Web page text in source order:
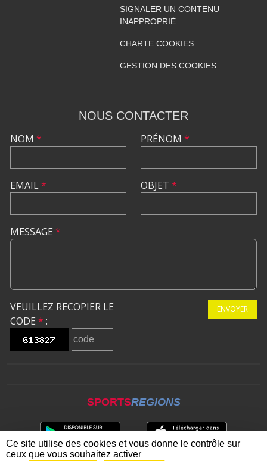
SIGNALER UN CONTENU
INAPPROPRIÉ
CHARTE COOKIES
GESTION DES COOKIES
NOUS CONTACTER
NOM *
EMAIL*
PRÉNOM *
OBJET *
MESSAGE *
VEUILLEZ RECOPIER LE
CODE * :
ENVOYER
SPORTSREGIONS
Ce site utilise des cookies et vous donne le contrôle sur
ceux que vous souhaitez activer